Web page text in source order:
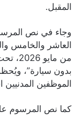
المقبل.
وجاء في نص
العاشر والخامس
من
بدون سيارة”،
الموظفين
كما نص المرسوم